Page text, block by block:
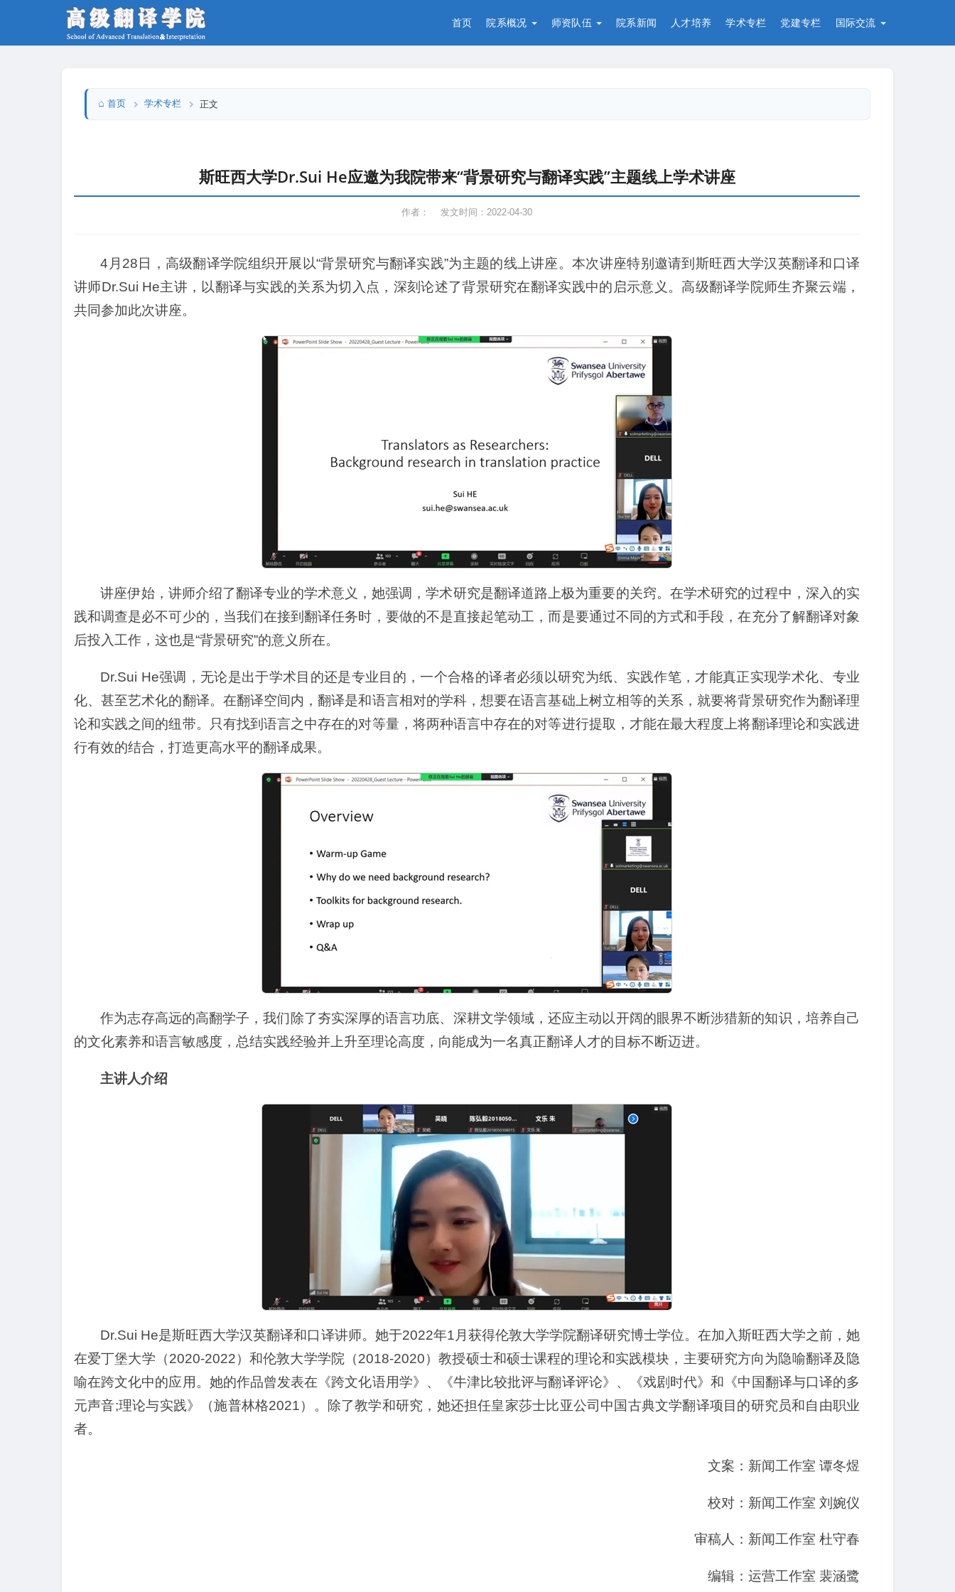
首页 院系概况 师资队伍 院系新闻 人才培养 学术专栏 党建专栏 国际交流
首页 学术专栏 正文
斯旺西大学Dr.Sui He应邀为我院带来“背景研究与翻译实践”主题线上学术讲座
作者： 发文时间：2022-04-30
4月28日，高级翻译学院组织开展以“背景研究与翻译实践”为主题的线上讲座。本次讲座特别邀请到斯旺西大学汉英翻译和口译
讲师Dr.Sui He主讲，以翻译与实践的关系为切入点，深刻论述了背景研究在翻译实践中的启示意义。高级翻译学院师生齐聚云端，
共同参加此次讲座。
讲座伊始，讲师介绍了翻译专业的学术意义，她强调，学术研究是翻译道路上极为重要的关窍。在学术研究的过程中，深入的实
践和调查是必不可少的，当我们在接到翻译任务时，要做的不是直接起笔动工，而是要通过不同的方式和手段，在充分了解翻译对象
后投入工作，这也是“背景研究”的意义所在。
Dr.Sui He强调，无论是出于学术目的还是专业目的，一个合格的译者必须以研究为纸、实践作笔，才能真正实现学术化、专业
化、甚至艺术化的翻译。在翻译空间内，翻译是和语言相对的学科，想要在语言基础上树立相等的关系，就要将背景研究作为翻译理
论和实践之间的纽带。只有找到语言之中存在的对等量，将两种语言中存在的对等进行提取，才能在最大程度上将翻译理论和实践进
行有效的结合，打造更高水平的翻译成果。
作为志存高远的高翻学子，我们除了夯实深厚的语言功底、深耕文学领域，还应主动以开阔的眼界不断涉猎新的知识，培养自己
的文化素养和语言敏感度，总结实践经验并上升至理论高度，向能成为一名真正翻译人才的目标不断迈进。
主讲人介绍
Dr.Sui He是斯旺西大学汉英翻译和口译讲师。她于2022年1月获得伦敦大学学院翻译研究博士学位。在加入斯旺西大学之前，她
在爱丁堡大学（2020-2022）和伦敦大学学院（2018-2020）教授硕士和硕士课程的理论和实践模块，主要研究方向为隐喻翻译及隐
喻在跨文化中的应用。她的作品曾发表在《跨文化语用学》、《牛津比较批评与翻译评论》、《戏剧时代》和《中国翻译与口译的多
元声音;理论与实践》（施普林格2021）。除了教学和研究，她还担任皇家莎士比亚公司中国古典文学翻译项目的研究员和自由职业
者。
文案：新闻工作室 谭冬煜
校对：新闻工作室 刘婉仪
审稿人：新闻工作室 杜守春
编辑：运营工作室 裴涵鹭